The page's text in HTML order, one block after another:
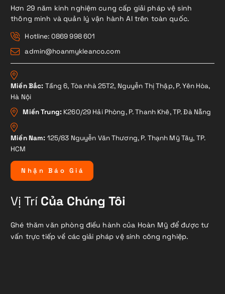
Hơn 29 năm kinh nghiệm cung cấp giải pháp vệ sinh
thông minh và quản lý vận hành AI trên toàn quốc.
Hotline: 0869 998 601
admin@hoanmykleanco.com
Miền Bắc: Tầng 6, Tòa nhà 25T2, Nguyễn Thị Thập, P. Yên Hòa,
Hà Nội
Miền Trung: K260/29 Hải Phòng, P. Thanh Khê, TP. Đà Nẵng
Miền Nam: 125/83 Nguyễn Văn Thương, P. Thạnh Mỹ Tây, TP.
HCM
N hậ n B á o G i á
Vị TríCủa Chúng Tôi
Ghé thăm văn phòng điều hành của Hoàn Mỹ để được tư
vấn trực tiếp về các giải pháp vệ sinh công nghiệp.